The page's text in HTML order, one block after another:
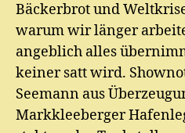
Bäckerbrot und
warum wir länger
angeblich alles
keiner satt wird.
Seemann aus
Markkleeberger